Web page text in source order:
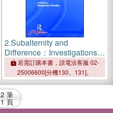
2.Subalternity and
Difference：Investigations
from the North and the South
若需訂購本書，請電洽客服 02-
25006600[分機130、131]。
2 筆
1 頁